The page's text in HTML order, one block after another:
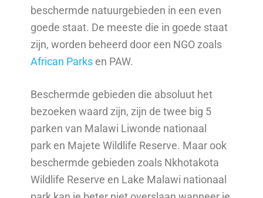
beschermde natuurgebieden in een even
goede staat. De meeste die in goede staat
zijn, worden beheerd door een NGO zoals
African Parks en PAW.
Beschermde gebieden die absoluut het
bezoeken waard zijn, zijn de twee big 5
parken van Malawi Liwonde nationaal
park en Majete Wildlife Reserve. Maar ook
beschermde gebieden zoals Nkhotakota
Wildlife Reserve en Lake Malawi nationaal